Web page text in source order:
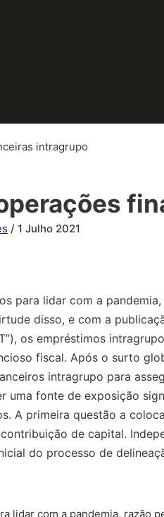
intragrupo
/ 1 Julho 2021
para lidar com a
disso, e com a
os empréstimos
fiscal. Após o surto
intragrupo para
fonte de exposição
A primeira questão a
de capital.
do processo de
com a pandemia, razão